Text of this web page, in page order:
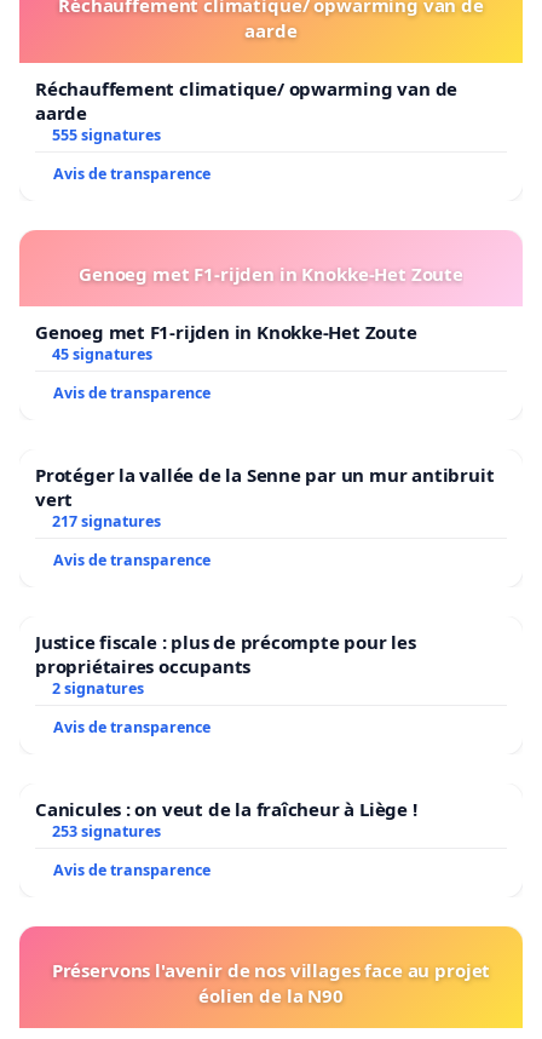
aarde
Réchauffement climatique/ opwarming van de
aarde
555 signatures
Avis de transparence
Genoeg met F1-rijden in Knokke-Het Zoute
Genoeg met F1-rijden in Knokke-Het Zoute
45 signatures
Avis de transparence
Protéger la vallée de la Senne par un mur antibruit
vert
217 signatures
Avis de transparence
Justice fiscale : plus de précompte pour les
propriétaires occupants
2 signatures
Avis de transparence
Canicules : on veut de la fraîcheur à Liège !
253 signatures
Avis de transparence
Préservons l'avenir de nos villages face au projet
éolien de la N90